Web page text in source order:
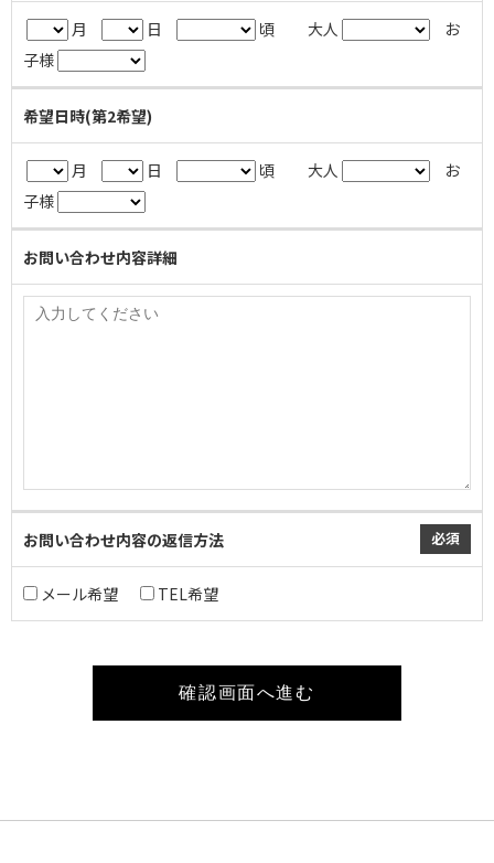
月 日 頃 大人
お
子様
希望日時(第2希望)
月 日 頃 大人
お
子様
お問い合わせ内容詳細
お問い合わせ内容の返信方法 必須
メール希望 TEL希望